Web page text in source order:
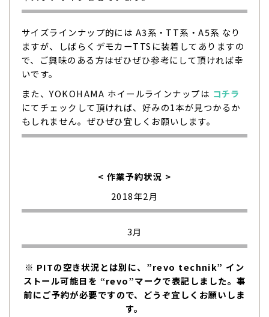
サイズラインナップ的には A3系・TT系・A5系 なり
ますが、しばらくデモカーTTSに装着してありますの
で、ご興味のある方はぜひぜひ参考にして頂ければ幸
いです。
また、YOKOHAMA ホイールラインナップは コチラ
にてチェックして頂ければ、好みの1本が見つかるか
もしれません。ぜひぜひ宜しくお願いします。
< 作業予約状況 >
2018年2月
3月
※ PITの空き状況とは別に、”revo technik” イン
ストール可能日を “revo”マークで表記しました。事
前にご予約が必要ですので、どうぞ宜しくお願いしま
す。